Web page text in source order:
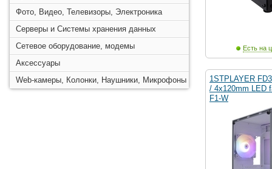
Фото, Видео, Телевизоры, Электроника
Серверы и Системы хранения данных
Сетевое оборудование, модемы
Аксессуары
Web-камеры, Колонки, Наушники, Микрофоны
Есть на
1STPLAYER
/ 4x120mm LED
F1-W